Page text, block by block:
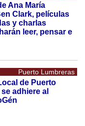
Ana María
Clark, películas
y charlas
leer, pensar e
Puerto Lumbreras
de Puerto
adhiere al